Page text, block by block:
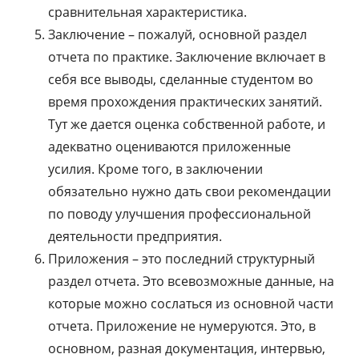
сравнительная характеристика.
Заключение – пожалуй, основной раздел
отчета по практике. Заключение включает в
себя все выводы, сделанные студентом во
время прохождения практических занятий.
Тут же дается оценка собственной работе, и
адекватно оцениваются приложенные
усилия. Кроме того, в заключении
обязательно нужно дать свои рекомендации
по поводу улучшения профессиональной
деятельности предприятия.
Приложения – это последний структурный
раздел отчета. Это всевозможные данные, на
которые можно сослаться из основной части
отчета. Приложение не нумеруются. Это, в
основном, разная документация, интервью,